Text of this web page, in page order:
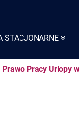
STACJONARNE
Pracy Urlopy